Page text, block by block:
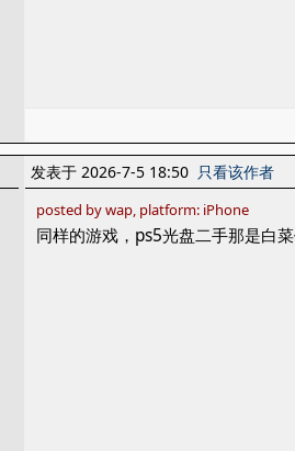
发表于 2026-7-5 18:50 只看该作者
posted by wap, platform: iPhone
同样的游戏，ps5光盘二手那是白